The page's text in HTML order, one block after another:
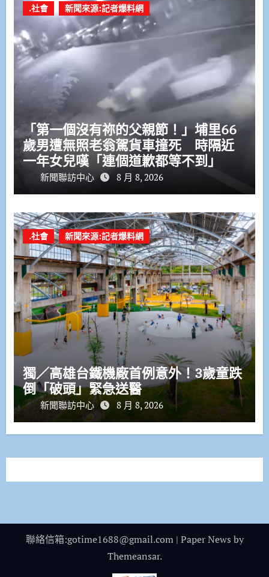
.社會 新聞來源:記者爆料網
「第一個沒有祢的父親節！」埔里66
歲男遭無照老翁駕貨車撞死 時隔近
一年女兒嘆「連個道歉都等不到」
新聞聯訪中心 8 月 8, 2026
.社會 新聞來源:記者爆料網
獨／高雄台鐵機廠首例意外！3歲童跌
倒「破頭」緊急送醫
新聞聯訪中心 8 月 8, 2026
聯絡信箱:gotime1688@gmail.com | Paper News by
Themeansar.